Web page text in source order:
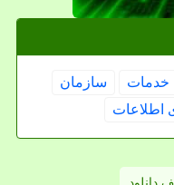
خدمات
سازمان
اطلاعات